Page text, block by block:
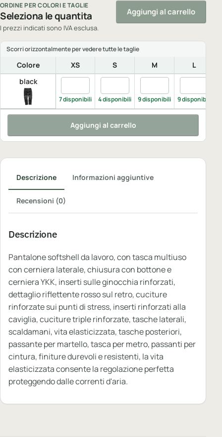
ORDINE PER COLORI E TAGLIE
Seleziona le quantita
I prezzi indicati sono IVA esclusa.
Aggiungi al carrello
Colore XS S M
L
black
7 disponibili 4 disponibili 9 disponibili 9 disponibili
Aggiungi al carrello
Descrizione Informazioni aggiuntive
Recensioni (0)
Descrizione
Pantalone softshell da lavoro, con tasca multiuso
con cerniera laterale, chiusura con bottone e
cerniera YKK, inserti sulle ginocchia rinforzati,
dettaglio riflettente rosso sul retro, cuciture
rinforzate sui punti di stress, inserti rinforzati alla
caviglia, cuciture triple rinforzate, tasche laterali,
scaldamani, vita elasticizzata, tasche posteriori,
passante per martello, tasca per metro, passanti per
cintura, finiture durevoli e resistenti, la vita
elasticizzata consente la regolazione perfetta
proteggendo dalle correnti d'aria.